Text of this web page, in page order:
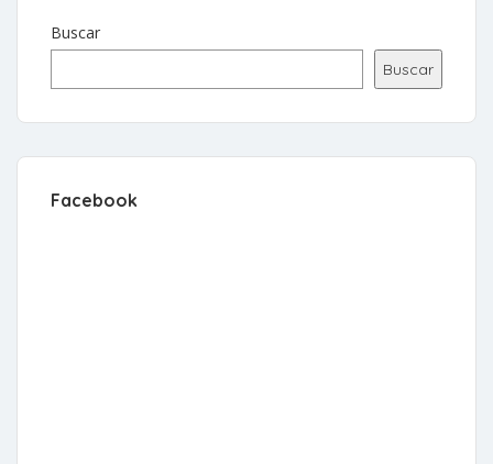
Buscar
Buscar
Facebook